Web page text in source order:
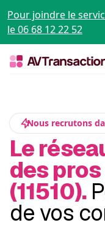
Pour joindre le
le 06 68 12 22 52
Nous recrutons
Le
des
(11510).
de vos